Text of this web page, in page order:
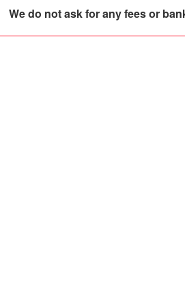
We do not ask for any fees or